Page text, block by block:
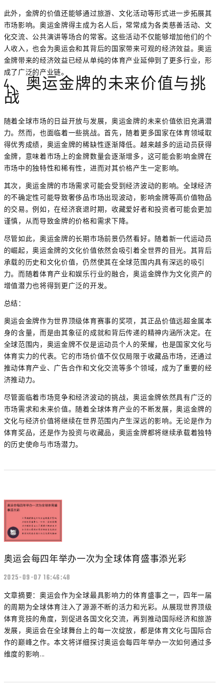
此外，金牌的价值还能够通过旅游、文化活动等形式进一步拓展其
市场影响。奥运金牌得主成为名人后，常常成为各类慈善活动、文
化交流、公共演讲等场合的常客。这些活动不仅能够增加他们的个
人收入，也会为奥运会和其背后的国家带来可观的经济效益。奥运
金牌带来的经济效益已经从单纯的体育产业延伸到了更多行业，形
成了广泛的产业链。
4、奥运金牌的未来价值与挑
战
随着全球市场的日益开放与发展，奥运金牌的未来价值依旧充满潜
力。然而，也面临着一些挑战。首先，随着更多国家在体育领域取
得优秀成绩，奥运金牌的稀缺性逐渐降低。越来越多的运动员获得
金牌，意味着市场上的金牌数量会逐渐增多，这可能会影响金牌在
市场中的独特性和稀有性，进而对其价格产生一定影响。
其次，奥运金牌的市场需求可能会受到经济波动的影响。全球经济
的不确定性可能导致奢侈品市场出现波动，影响金牌等高价值物品
的交易。例如，在经济衰退时期，收藏爱好者和投资者可能会更加
谨慎，从而导致金牌的价格和需求下降。
尽管如此，奥运金牌的长期市场前景仍然看好。随着新一代运动员
的崛起，奥运金牌的文化价值依然会吸引着全世界的目光。其背后
承载的历史和文化价值，仍然使其在全球范围内具有深远的吸引
力。而随着体育产业和娱乐行业的融合，奥运金牌作为文化资产的
增值潜力也将得到更广泛的开发。
总结：
奥运会金牌作为世界顶级体育赛事的奖项，其正品价值远超金属本
身的含量，而是由其象征的成就和背后传递的精神内涵所决定。在
全球范围内，奥运金牌不仅是运动员个人的荣耀，也是国家文化与
体育实力的代表。它的市场价值不仅仅局限于收藏品市场，还通过
推动体育产业、广告合作和文化交流等多个领域，成为了重要的经
济推动力。
尽管面临着市场竞争和经济波动的挑战，奥运金牌依然具有广泛的
市场需求和未来价值。随着全球体育产业的不断发展，奥运金牌的
文化与经济价值将继续在世界范围内产生深远的影响。无论是作为
体育奖品，还是作为投资与收藏品，奥运金牌都将继续承载着独特
的历史使命与市场潜力。
奥运会每四年举办一次为全球体育盛事添光彩
2025-09-07 16:46:48
文章摘要：奥运会作为全球最具影响力的体育盛事之一，四年一届
的周期为全球体育注入了源源不断的活力和光彩。从展现世界顶级
体育竞技的角度，到促进各国文化交流，再到推动国际经济和旅游
发展，奥运会在全球舞台上的每一次绽放，都是体育文化与国际合
作的巅峰之作。本文将详细探讨奥运会每四年举办一次如何通过多
维度的影响...